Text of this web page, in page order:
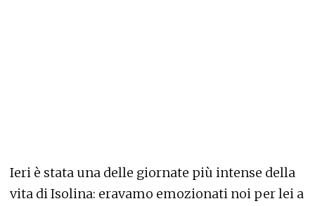
Ieri è stata una delle giornate più intense della
vita di Isolina: eravamo emozionati noi per lei a